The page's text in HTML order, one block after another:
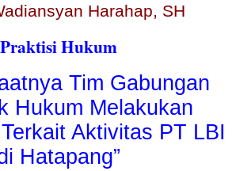
Harahap, SH
Praktisi Hukum
Tim Gabungan
Hukum Melakukan
Aktivitas PT LBI
Hatapang”